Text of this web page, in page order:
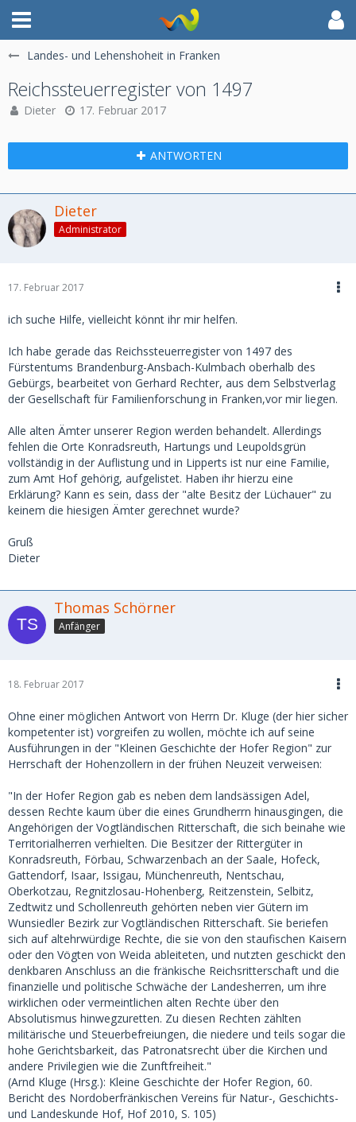
Landes- und Lehenshoheit in Franken
Reichssteuerregister von 1497
Dieter 17. Februar 2017
ANTWORTEN
Dieter
Administrator
17. Februar 2017
ich suche Hilfe, vielleicht könnt ihr mir helfen.
Ich habe gerade das Reichssteuerregister von 1497 des
Fürstentums Brandenburg-Ansbach-Kulmbach oberhalb des
Gebürgs, bearbeitet von Gerhard Rechter, aus dem Selbstverlag
der Gesellschaft für Familienforschung in Franken,vor mir liegen.
Alle alten Ämter unserer Region werden behandelt. Allerdings
fehlen die Orte Konradsreuth, Hartungs und Leupoldsgrün
vollständig in der Auflistung und in Lipperts ist nur eine Familie,
zum Amt Hof gehörig, aufgelistet. Haben ihr hierzu eine
Erklärung? Kann es sein, dass der "alte Besitz der Lüchauer" zu
keinem die hiesigen Ämter gerechnet wurde?
Gruß
Dieter
Thomas Schörner
Anfänger
18. Februar 2017
Ohne einer möglichen Antwort von Herrn Dr. Kluge (der hier sicher
kompetenter ist) vorgreifen zu wollen, möchte ich auf seine
Ausführungen in der "Kleinen Geschichte der Hofer Region" zur
Herrschaft der Hohenzollern in der frühen Neuzeit verweisen:
"In der Hofer Region gab es neben dem landsässigen Adel,
dessen Rechte kaum über die eines Grundherrn hinausgingen, die
Angehörigen der Vogtländischen Ritterschaft, die sich beinahe wie
Territorialherren verhielten. Die Besitzer der Rittergüter in
Konradsreuth, Förbau, Schwarzenbach an der Saale, Hofeck,
Gattendorf, Isaar, Issigau, Münchenreuth, Nentschau,
Oberkotzau, Regnitzlosau-Hohenberg, Reitzenstein, Selbitz,
Zedtwitz und Schollenreuth gehörten neben vier Gütern im
Wunsiedler Bezirk zur Vogtländischen Ritterschaft. Sie beriefen
sich auf altehrwürdige Rechte, die sie von den staufischen Kaisern
oder den Vögten von Weida ableiteten, und nutzten geschickt den
denkbaren Anschluss an die fränkische Reichsritterschaft und die
finanzielle und politische Schwäche der Landesherren, um ihre
wirklichen oder vermeintlichen alten Rechte über den
Absolutismus hinwegzuretten. Zu diesen Rechten zählten
militärische und Steuerbefreiungen, die niedere und teils sogar die
hohe Gerichtsbarkeit, das Patronatsrecht über die Kirchen und
andere Privilegien wie die Zunftfreiheit."
(Arnd Kluge (Hrsg.): Kleine Geschichte der Hofer Region, 60.
Bericht des Nordoberfränkischen Vereins für Natur-, Geschichts-
und Landeskunde Hof, Hof 2010, S. 105)